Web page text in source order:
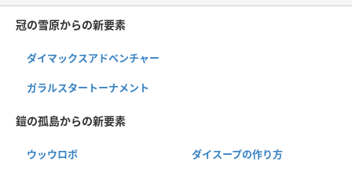
冠の雪原からの新要素
ダイマックスアドベンチャー
ガラルスタートーナメント
鎧の孤島からの新要素
ウッウロボ ダイスープの作り方